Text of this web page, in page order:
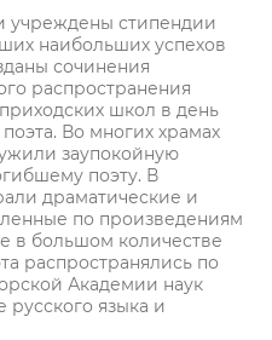
учреждены стипендии
наибольших успехов
сочинения
распространения
школ в день
Во многих храмах
заупокойную
поэту. В
драматические и
по произведениям
в большом количестве
распространялись по
Академии наук
языка и